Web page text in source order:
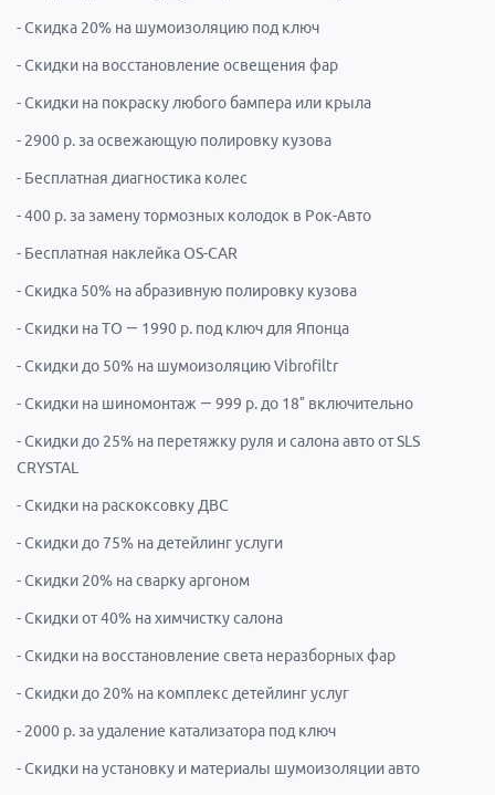
- Скидка 20% на шумоизоляцию под ключ
- Скидки на восстановление освещения фар
- Скидки на покраску любого бампера или крыла
- 2900 р. за освежающую полировку кузова
- Бесплатная диагностика колес
- 400 р. за замену тормозных колодок в Рок-Авто
- Бесплатная наклейка OS-CAR
- Скидка 50% на абразивную полировку кузова
- Скидки на ТО — 1990 р. под ключ для Японца
- Скидки до 50% на шумоизоляцию Vibrofiltr
- Скидки на шиномонтаж — 999 р. до 18″ включительно
- Скидки до 25% на перетяжку руля и салона авто от SLS
CRYSTAL
- Скидки на раскоксовку ДВС
- Скидки до 75% на детейлинг услуги
- Скидки 20% на сварку аргоном
- Скидки от 40% на химчистку салона
- Скидки на восстановление света неразборных фар
- Скидки до 20% на комплекс детейлинг услуг
- 2000 р. за удаление катализатора под ключ
- Скидки на установку и материалы шумоизоляции авто